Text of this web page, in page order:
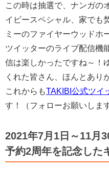
この時は抽選で、ナンガの
イビースペシャル、家でも
ミーのファイヤーウッドホ
ツイッターのライブ配信機
信は楽しかったですね～！
くれた皆さん、ほんとあり
これからもTAKIBI公式ツイ
す！（フォローお願いしま
2021年7月1日～11月
予約2周年を記念した